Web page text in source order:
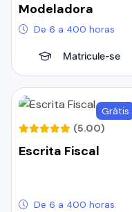
Modeladora
De 6 a 400 horas
Matricule-se
Grátis
(5.00)
Escrita Fiscal
De 6 a 400 horas